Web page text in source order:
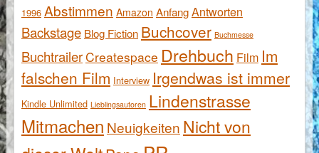
1996 Abstimmen Amazon AnfangAntworten
Backstage Blog Fiction Buchcover Buchmesse
BuchtrailerCreatespace Drehbuch Film Im
falschen Film Interview Irgendwas ist immer
Kindle Unlimited Lieblingsautoren Lindenstrasse
Mitmachen Neuigkeiten Nicht von